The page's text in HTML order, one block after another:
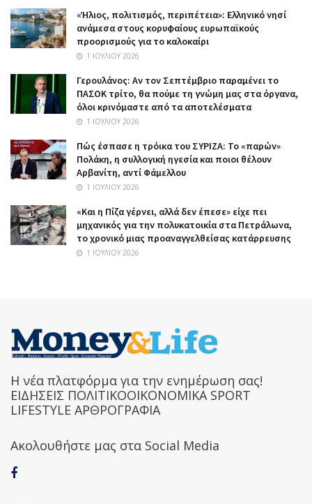
«Ήλιος, πολιτισμός, περιπέτεια»: Ελληνικό νησί
ανάμεσα στους κορυφαίους ευρωπαϊκούς
προορισμούς για το καλοκαίρι
1 ΙΟΥΛΊΟΥ 2026
Γερουλάνος: Αν τον Σεπτέμβριο παραμένει το
ΠΑΣΟΚ τρίτο, θα πούμε τη γνώμη μας στα όργανα,
όλοι κρινόμαστε από τα αποτελέσματα
1 ΙΟΥΛΊΟΥ 2026
Πώς έσπασε η τρόικα του ΣΥΡΙΖΑ: Το «παρών»
Πολάκη, η συλλογική ηγεσία και ποιοι θέλουν
Αρβανίτη, αντί Φάμελλου
1 ΙΟΥΛΊΟΥ 2026
«Και η Πίζα γέρνει, αλλά δεν έπεσε» είχε πει
μηχανικός για την πολυκατοικία στα Πετράλωνα,
το χρονικό μιας προαναγγελθείσας κατάρρευσης
1 ΙΟΥΛΊΟΥ 2026
Η νέα πλατφόρμα για την ενημέρωση σας!
ΕΙΔΗΣΕΙΣ ΠΟΛΙΤΙΚΟΟΙΚΟΝΟΜΙΚΑ SPORT
LIFESTYLE ΑΡΘΡΟΓΡΑΦΙΑ
Ακολουθήστε μας στα Social Media